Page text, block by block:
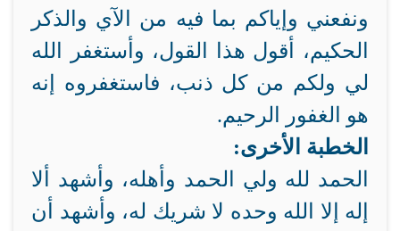
ونفعني وإياكم بما فيه من الآي والذكر
الحكيم، أقول هذا القول، وأستغفر الله
لي ولكم من كل ذنب، فاستغفروه إنه
هو الغفور الرحيم.
الخطبة الأخرى:
الحمد لله ولي الحمد وأهله، وأشهد ألا
إله إلا الله وحده لا شريك له، وأشهد أن